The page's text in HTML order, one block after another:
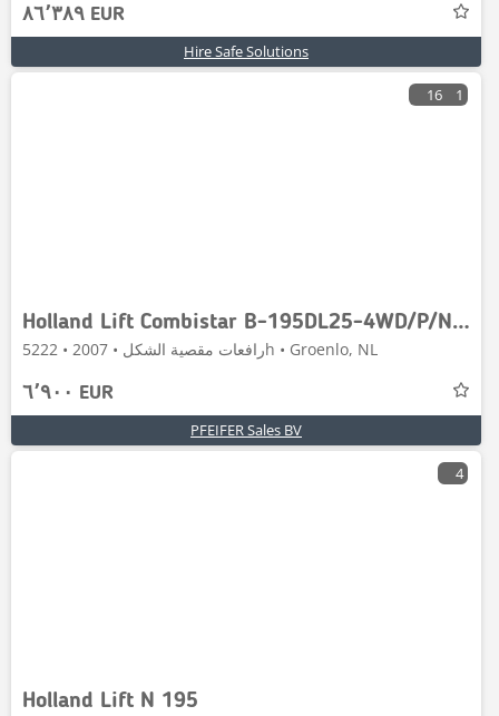
٨٦٬٣٨٩ EUR
Hire Safe Solutions
16 1
Holland Lift Combistar B-195DL25-4WD/P/N Diesel, 4x4 Drive, 21.
رافعات مقصية الشكل • 2007 • 5222h • Groenlo, NL
٦٬٩٠٠ EUR
PFEIFER Sales BV
4
Holland Lift N 195